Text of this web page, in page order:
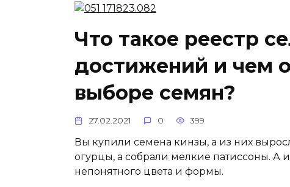
Что такое реестр
достижений и чем
выборе семян?
27.02.2021 0 399
Вы купили семена кинзы, а из них
огурцы, а собрали мелкие патиссоны.
непонятного цвета и формы.